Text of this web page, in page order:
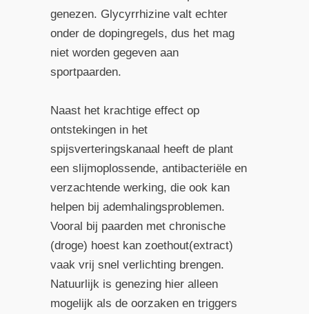
genezen. Glycyrrhizine valt echter
onder de dopingregels, dus het mag
niet worden gegeven aan
sportpaarden.
Naast het krachtige effect op
ontstekingen in het
spijsverteringskanaal heeft de plant
een slijmoplossende, antibacteriële en
verzachtende werking, die ook kan
helpen bij ademhalingsproblemen.
Vooral bij paarden met chronische
(droge) hoest kan zoethout(extract)
vaak vrij snel verlichting brengen.
Natuurlijk is genezing hier alleen
mogelijk als de oorzaken en triggers